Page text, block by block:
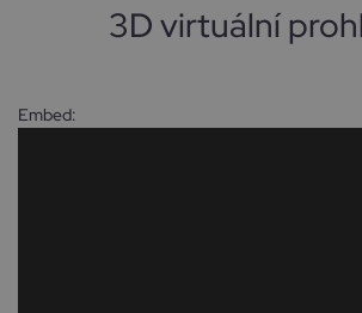
3D virtuální
Embed: